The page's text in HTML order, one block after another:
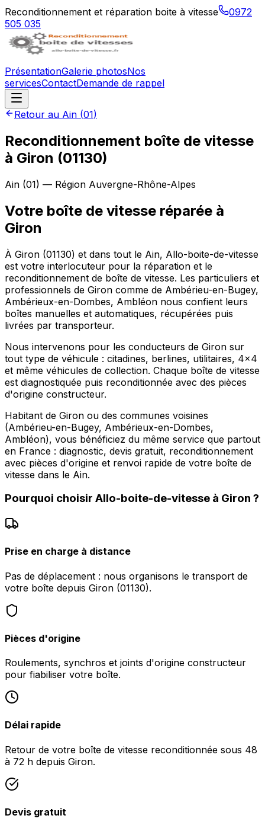
Reconditionnement et réparation boite à vitesse
0972
505 035
PrésentationGalerie photosNos
servicesContactDemande de rappel
Retour au Ain (01)
Reconditionnement boîte de vitesse
à Giron (01130)
Ain (01) — Région Auvergne-Rhône-Alpes
Votre boîte de vitesse réparée à
Giron
À Giron (01130) et dans tout le Ain, Allo-boite-de-vitesse
est votre interlocuteur pour la réparation et le
reconditionnement de boîte de vitesse. Les particuliers et
professionnels de Giron comme de Ambérieu-en-Bugey,
Ambérieux-en-Dombes, Ambléon nous confient leurs
boîtes manuelles et automatiques, récupérées puis
livrées par transporteur.
Nous intervenons pour les conducteurs de Giron sur
tout type de véhicule : citadines, berlines, utilitaires, 4x4
et même véhicules de collection. Chaque boîte de vitesse
est diagnostiquée puis reconditionnée avec des pièces
d'origine constructeur.
Habitant de Giron ou des communes voisines
(Ambérieu-en-Bugey, Ambérieux-en-Dombes,
Ambléon), vous bénéficiez du même service que partout
en France : diagnostic, devis gratuit, reconditionnement
avec pièces d'origine et renvoi rapide de votre boîte de
vitesse dans le Ain.
Pourquoi choisir Allo-boite-de-vitesse à Giron ?
Prise en charge à distance
Pas de déplacement : nous organisons le transport de
votre boîte depuis Giron (01130).
Pièces d'origine
Roulements, synchros et joints d'origine constructeur
pour fiabiliser votre boîte.
Délai rapide
Retour de votre boîte de vitesse reconditionnée sous 48
à 72 h depuis Giron.
Devis gratuit